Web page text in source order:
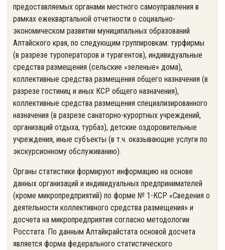
предоставляемых органами местного самоуправления в
рамках ежеквартальной отчетности о социально-
экономическом развитии муниципальных образований
Алтайского края, по следующим группировкам: турфирмы
(в разрезе туроператоров и турагентов), индивидуальные
средства размещения (сельские «зеленые» дома),
коллективные средства размещения общего назначения (в
разрезе гостиниц и иных КСР общего назначения),
коллективные средства размещения специализированного
назначения (в разрезе санаторно-курортных учреждений,
организаций отдыха, турбаз), детские оздоровительные
учреждения, иные субъекты (в т.ч. оказывающие услуги по
экскурсионному обслуживанию).
Органы статистики формируют информацию на основе
данных организаций и индивидуальных предпринимателей
(кроме микропредприятий) по форме № 1-КСР «Сведения о
деятельности коллективного средства размещения» и
досчета на микропредприятия согласно методологии
Росстата. По данным Алтайкрайстата основой досчета
является форма федерального статистического